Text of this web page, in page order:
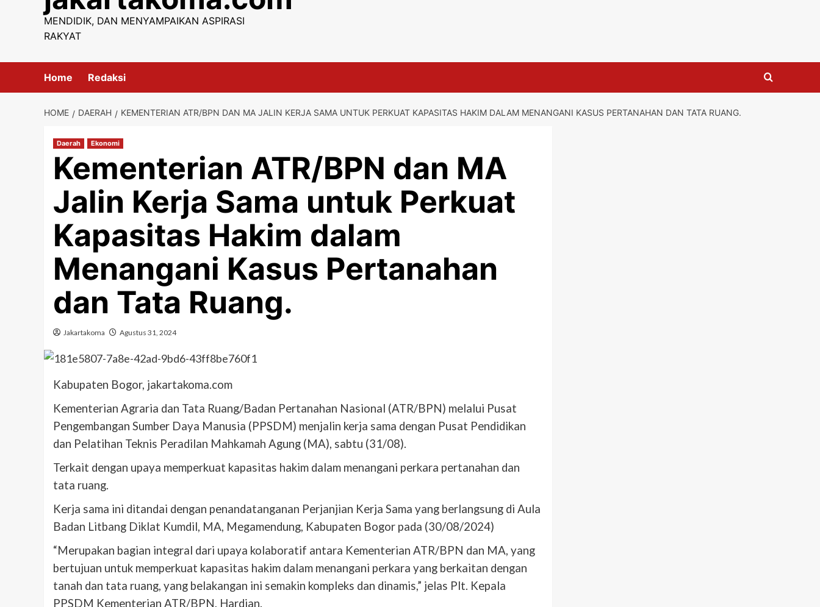
MENDIDIK, DAN MENYAMPAIKAN ASPIRASI
RAKYAT
Home Redaksi
HOME DAERAH KEMENTERIAN ATR/BPN DAN MA JALIN KERJA SAMA UNTUK PERKUAT KAPASITAS HAKIM DALAM MENANGANI KASUS PERTANAHAN DAN TATA RUANG.
Daerah Ekonomi
Kementerian ATR/BPN dan MA
Jalin Kerja Sama untuk Perkuat
Kapasitas Hakim dalam
Menangani Kasus Pertanahan
dan Tata Ruang.
Jakartakoma Agustus 31, 2024
Kabupaten Bogor, jakartakoma.com
Kementerian Agraria dan Tata Ruang/Badan Pertanahan Nasional (ATR/BPN) melalui Pusat
Pengembangan Sumber Daya Manusia (PPSDM) menjalin kerja sama dengan Pusat Pendidikan
dan Pelatihan Teknis Peradilan Mahkamah Agung (MA), sabtu (31/08).
Terkait dengan upaya memperkuat kapasitas hakim dalam menangani perkara pertanahan dan
tata ruang.
Kerja sama ini ditandai dengan penandatanganan Perjanjian Kerja Sama yang berlangsung di Aula
Badan Litbang Diklat Kumdil, MA, Megamendung, Kabupaten Bogor pada (30/08/2024)
“Merupakan bagian integral dari upaya kolaboratif antara Kementerian ATR/BPN dan MA, yang
bertujuan untuk memperkuat kapasitas hakim dalam menangani perkara yang berkaitan dengan
tanah dan tata ruang, yang belakangan ini semakin kompleks dan dinamis,” jelas Plt. Kepala
PPSDM Kementerian ATR/BPN, Hardian.